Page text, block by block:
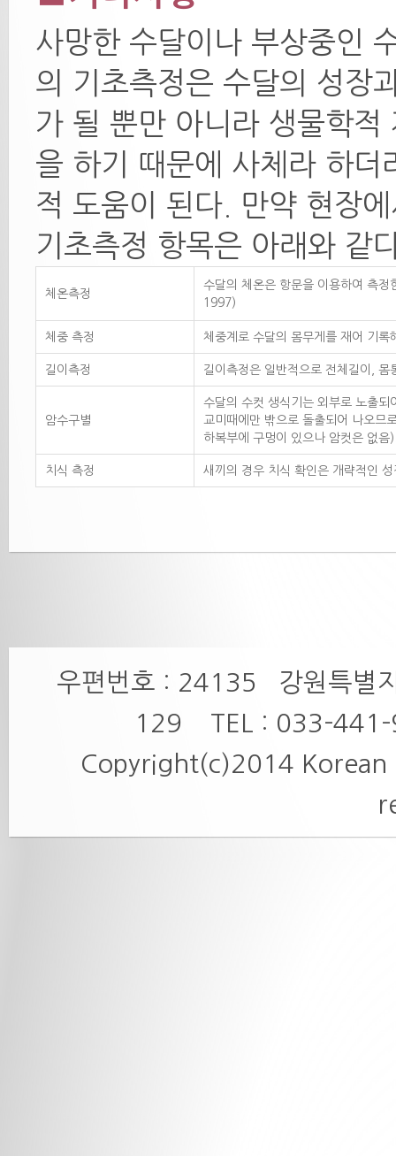
사망한 수달이나 부상중인
의 기초측정은 수달의 성장
가 될 뿐만 아니라 생물학
을 하기 때문에 사체라 하
적 도움이 된다. 만약 현장
기초측정 항목은 아래와 같
체온측정
수달의 체온은 항문을 이용하여 측
1997)
체중 측정 체중계로 수달의 몸무게를 재어 기
길이측정 길이측정은 일반적으로 전체길이,
암수구별
수달의 수컷 생식기는 외부로 노출
교미때에만 밖으로 돌출되어 나오므
하복부에 구멍이 있으나 암컷은 없음
치식 측정 새끼의 경우 치식 확인은 개략적인
우편번호 : 24135 강원특별
129 TEL : 033-
Copyright(c)2014